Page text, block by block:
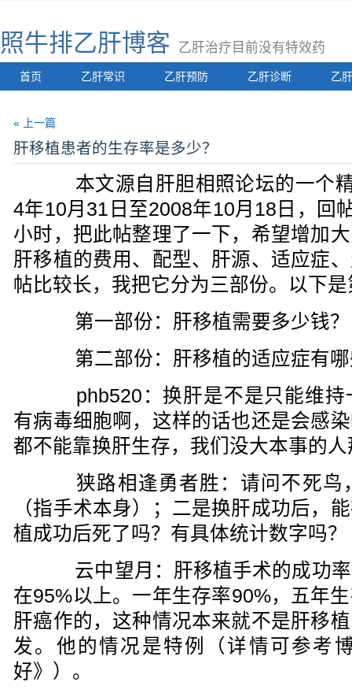
照牛排乙肝博客 乙肝治疗目前没有特效药
首页 乙肝常识 乙肝预防 乙肝诊断 乙
« 上一篇
肝移植患者的生存率是多少？
本文源自肝胆相照论坛的一个精
4年10月31日至2008年10月18日，回
小时，把此帖整理了一下，希望增加
肝移植的费用、配型、肝源、适应症
帖比较长，我把它分为三部份。以下
第一部份：肝移植需要多少钱？
第二部份：肝移植的适应症有哪
phb520：换肝是不是只能维持
有病毒细胞啊，这样的话也还是会感
都不能靠换肝生存，我们没大本事的
狭路相逢勇者胜：请问不死鸟
（指手术本身）；二是换肝成功后，
植成功后死了吗？有具体统计数字吗？
云中望月：肝移植手术的成功率
在95%以上。一年生存率90%，五年
肝癌作的，这种情况本来就不是肝移
发。他的情况是特例（详情可参考
好》）。